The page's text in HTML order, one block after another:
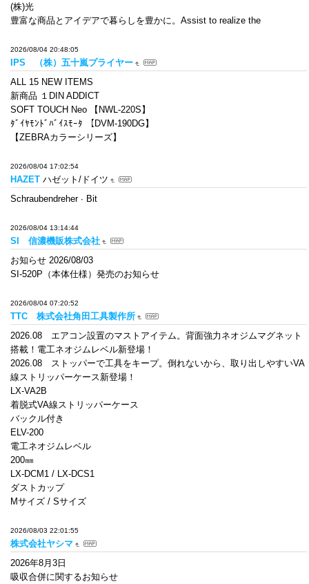
(株)光
豊富な商品とアイデアで暮らしを豊かに。Assist to realize the
2026/08/04 20:48:05
IPS （株）五十嵐プライヤー
ALL 15 NEW ITEMS
新商品 １DIN ADDICT
SOFT TOUCH Neo 【NWL-220S】
ﾀﾞｲﾔﾓﾝﾄﾞﾊﾞｲｽﾓｰﾀ 【DVM-190DG】
【ZEBRAカラーシリーズ】
2026/08/04 17:02:54
HAZET ハゼット/ドイツ
Schraubendreher ∙ Bit
2026/08/04 13:14:44
SI 信濃機販株式会社
お知らせ 2026/08/03
SI-520P（本体仕様）発売のお知らせ
2026/08/04 07:20:52
TTC 株式会社角田工具製作所
2026.08 エアコン設置のマストアイテム。背面強力ネオジムマグネット
搭載！電工ネオジムレベル新登場！
2026.08 ストッパーで工具をキープ。倒れないから、取り出しやすいVA
線ストリッパーケース新登場！
LX-VA2B
着脱式VA線ストリッパーケース
バックル付き
ELV-200
電工ネオジムレベル
200㎜
LX-DCM1 / LX-DCS1
ダストカップ
Mサイズ / Sサイズ
2026/08/03 22:01:55
株式会社ヤシマ
2026年8月3日
吸収合併に関するお知らせ